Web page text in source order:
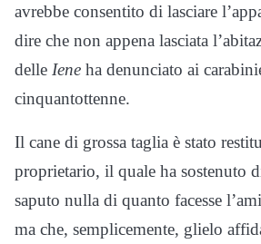
avrebbe consentito di lasciare
dire che non appena lasciata
delle Iene ha denunciato ai
cinquantottenne.
Il cane di grossa taglia è stato
proprietario, il quale ha sostenuto
saputo nulla di quanto facesse
ma che, semplicemente, glielo